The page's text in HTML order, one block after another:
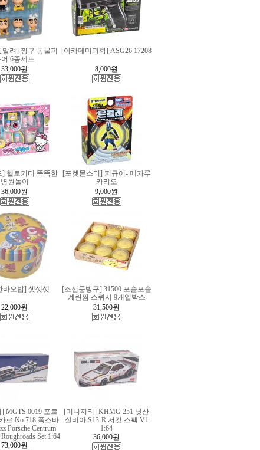
말려] 짱구 동물피
어 6종세트
33,000원
[아카데미과학] ASG26 17208
8,000원
] 헬로키티 똑똑한
병원놀이
36,000원
[포켓몬스터] 피규어- 메가루
카리오
9,000원
바오밥] 셋셋셋
22,000원
[조선문방구] 31500 포슬포슬
계란찜 스퀴시 9개입박스
31,500원
MGTS 0019 포르
르 No.718 폭스바
Porsche Centrum
Set 1:64
73,000원
[미니지티] KHMG 251 닛산
실비아 S13-R 서킷 스펙 V1
1:64
36,000원